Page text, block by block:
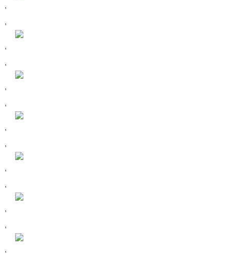
,
,
,
,
,
,
,
,
,
,
,
,
,